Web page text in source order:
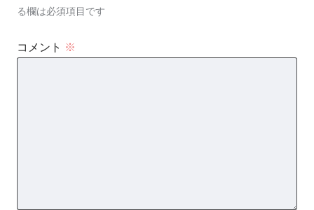
る欄は必須項目です
コメント ※